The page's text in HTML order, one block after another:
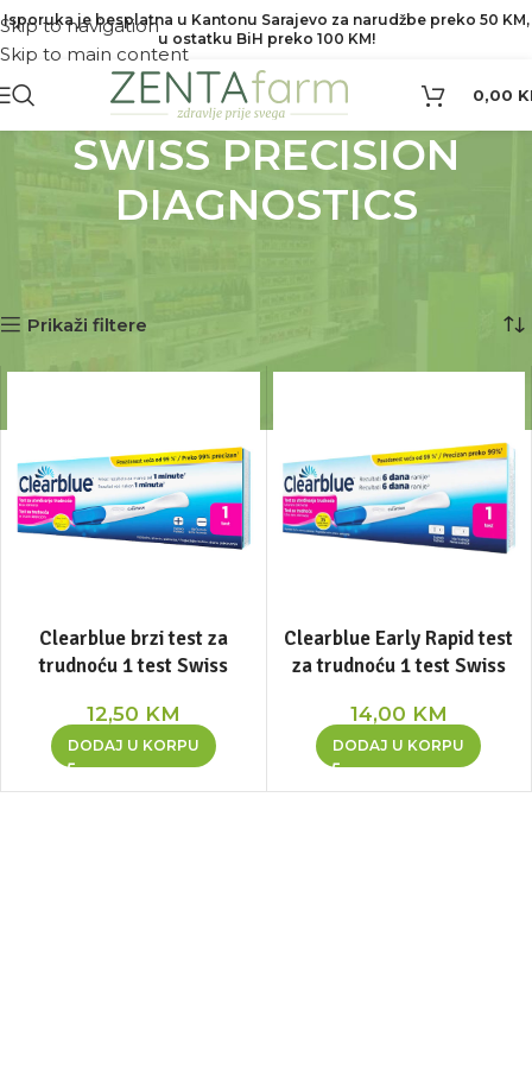
Skip to navigation
Skip to main content
Isporuka je besplatna u Kantonu Sarajevo za narudžbe preko 50 KM,
u ostatku BiH preko 100 KM!
0,00
SWISS PRECISION
DIAGNOSTICS
Prikaži filtere
Clearblue brzi test za
trudnoću 1 test Swiss
12,50 KM
DODAJ U KORPU
Clearblue Early Rapid test
za trudnoću 1 test Swiss
14,00 KM
DODAJ U KORPU